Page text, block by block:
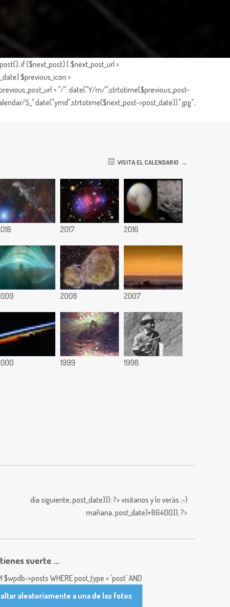
if ($next_post) { $next_post_url =
$previous_icon =
= "/". date("Y/m/",strtotime($previous_post-
S_".date("ymd",strtotime($next_post->post_date)).".jpg";
VISITA EL CALENDARIO
2017 2016
2008 2007
1999 1998
día siguiente,post_date))); ?> visitanos y lo verás ;-)
mañana,post_date)+86400)); ?>
suerte ...
$wpdb->posts WHERE post_type = 'post' AND
aleatoriamente a una de las fotos